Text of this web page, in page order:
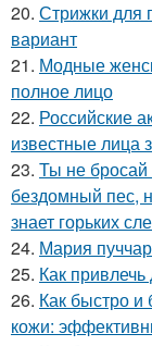
20. Стрижки для
вариант
21. Модные
полное лицо
22. Российские
известные лица
23. Ты не бросай
бездомный пес,
знает горьких
24. Мария
25. Как
26. Как быстро и
кожи: